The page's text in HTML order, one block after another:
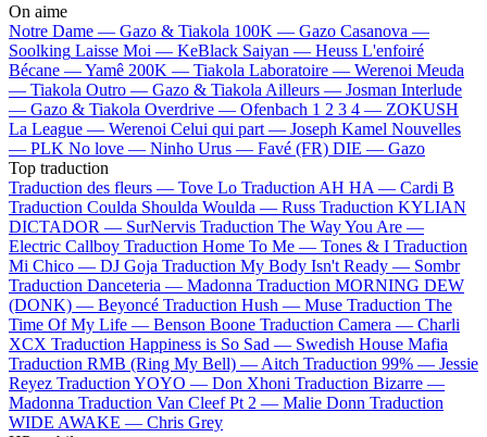
On aime
Notre Dame — Gazo & Tiakola 100K — Gazo Casanova —
Soolking Laisse Moi — KeBlack Saiyan — Heuss L'enfoiré
Bécane —Yamê 200K — Tiakola Laboratoire — Werenoi Meuda
— Tiakola Outro — Gazo & Tiakola Ailleurs — Josman Interlude
— Gazo & Tiakola Overdrive — Ofenbach 1 2 3 4 — ZOKUSH
La League — Werenoi Celui qui part — Joseph Kamel Nouvelles
— PLK No love — Ninho Urus — Favé (FR) DIE — Gazo
Top traduction
Traduction des fleurs — Tove Lo Traduction AH HA — Cardi B
Traduction Coulda Shoulda Woulda — Russ Traduction KYLIAN
DICTADOR — SurNervis Traduction The Way You Are —
Electric Callboy Traduction Home To Me — Tones & I Traduction
Mi Chico — DJ Goja Traduction My Body Isn't Ready — Sombr
Traduction Danceteria — Madonna Traduction MORNING DEW
(DONK) — Beyoncé Traduction Hush — Muse Traduction The
Time Of My Life — Benson Boone Traduction Camera — Charli
XCX Traduction Happiness is So Sad — Swedish House Mafia
Traduction RMB (Ring My Bell) — Aitch Traduction 99% — Jessie
Reyez Traduction YOYO — Don Xhoni Traduction Bizarre —
Madonna Traduction Van Cleef Pt 2 — Malie Donn Traduction
WIDE AWAKE — Chris Grey